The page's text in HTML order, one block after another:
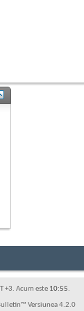
+3. Acum este 10:55.
Versiunea 4.2.0